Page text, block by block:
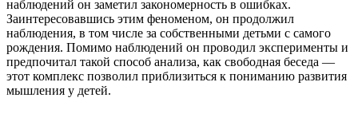
наблюдений он заметил закономерность в ошибках.
Заинтересовавшись этим феноменом, он продолжил
наблюдения, в том числе за собственными детьми с самого
рождения. Помимо наблюдений он проводил эксперименты и
предпочитал такой способ анализа, как свободная беседа —
этот комплекс позволил приблизиться к пониманию развития
мышления у детей.